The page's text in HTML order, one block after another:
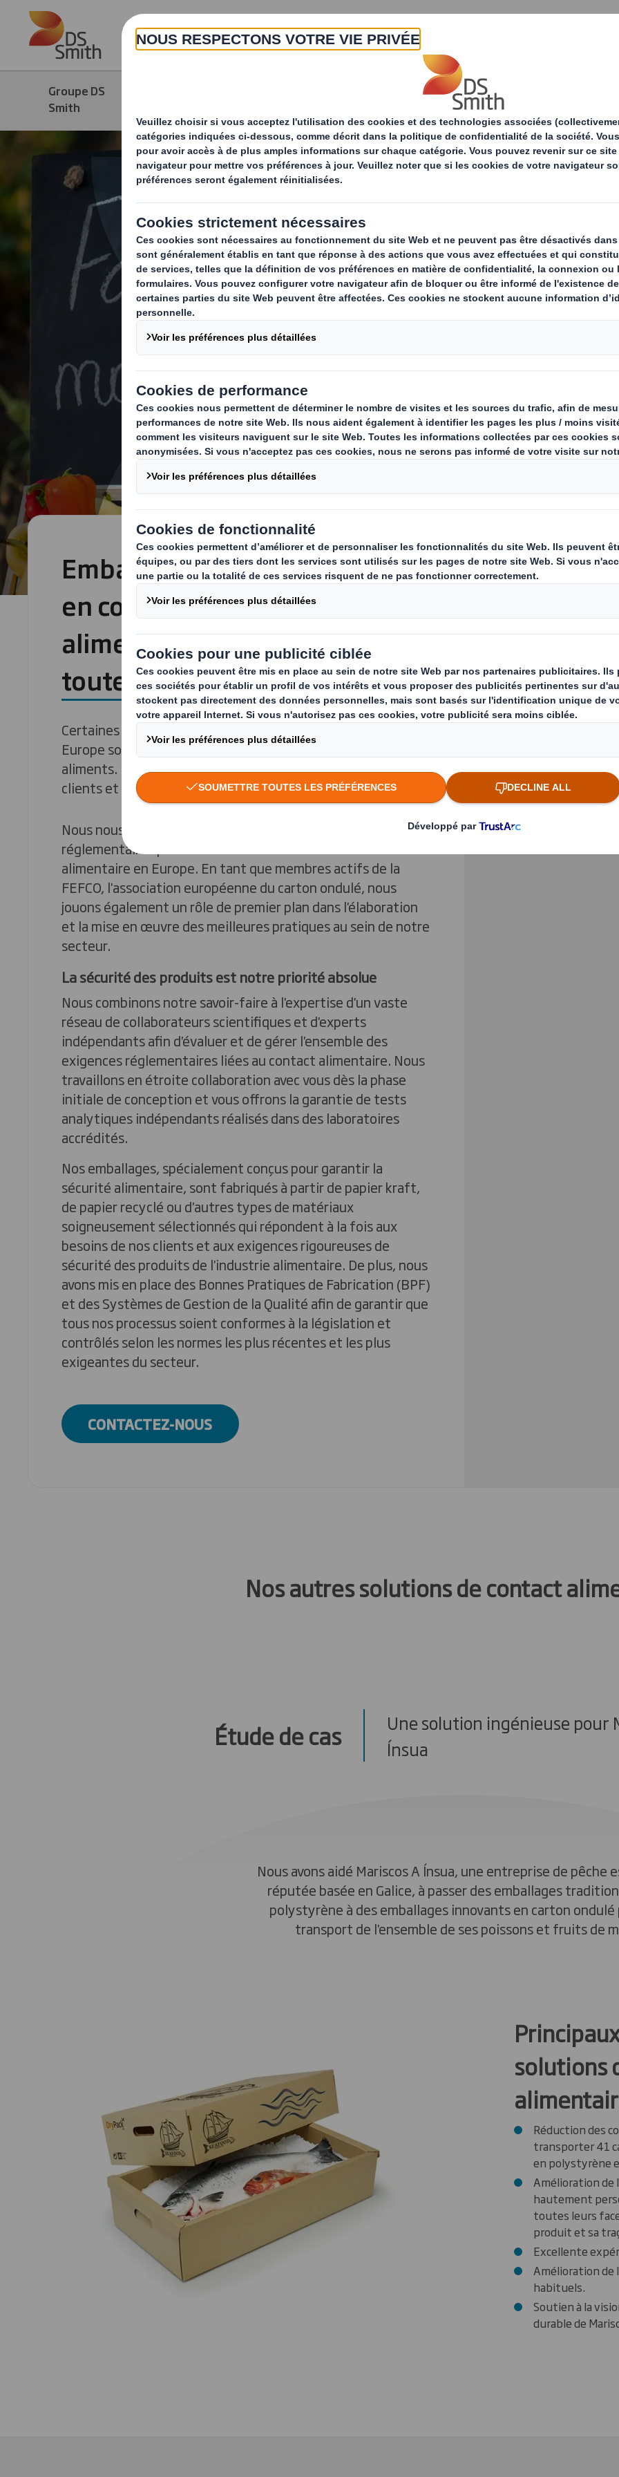
Skip to main content
A propos Produits & Services
Groupe DS
Smith
Emballage
retail
Nous
destinés
Emballages destinés à entrer
en contact avec des denrées
alimentaires et conformes à
toutes les réglementations
Certaines des solutions d'emballage que nous fabriquons en
Europe sont destinées à des applications en contact avec les
aliments. Nous comprenons les besoins spécifiques de nos
clients et respectons toutes les réglementations en vigueur.
Nous nous tenons informés de toutes les évolutions
réglementaires pertinentes en matière de contact
alimentaire en Europe. En tant que membres actifs de la
FEFCO, l'association européenne du carton ondulé, nous
jouons également un rôle de premier plan dans l'élaboration
et la mise en œuvre des meilleures pratiques au sein de notre
secteur.
La sécurité des produits est notre priorité absolue
Nous combinons notre savoir-faire à l'expertise d'un vaste
réseau de collaborateurs scientifiques et d'experts
indépendants afin d'évaluer et de gérer l'ensemble des
exigences réglementaires liées au contact alimentaire. Nous
travaillons en étroite collaboration avec vous dès la phase
initiale de conception et vous offrons la garantie de tests
analytiques indépendants réalisés dans des laboratoires
accrédités.
Nos emballages, spécialement conçus pour garantir la
sécurité alimentaire, sont fabriqués à partir de papier kraft,
de papier recyclé ou d'autres types de matériaux
soigneusement sélectionnés qui répondent à la fois aux
besoins de nos clients et aux exigences rigoureuses de
sécurité des produits de l'industrie alimentaire. De plus, nous
avons mis en place des Bonnes Pratiques de Fabrication (BPF)
et des Systèmes de Gestion de la Qualité afin de garantir que
tous nos processus soient conformes à la législation et
contrôlés selon les normes les plus récentes et les plus
exigeantes du secteur.
CONTACTEZ-NOUS
Carousel. Use
Nos autres solutions de contact
Étude de cas
Une solution ingénieuse pour
Ínsua
Nous avons aidé Mariscos A Ínsua, une entreprise de pêche
réputée basée en Galice, à passer des emballages
polystyrène à des emballages innovants en carton ondulé
transport de l'ensemble de ses poissons et fruits de
solutions
Réduction des
transporter 41
en polystyrène
Amélioration de
hautement
toutes leurs
produit et sa
Excellente
Amélioration de
habituels.
Soutien à la
durable de